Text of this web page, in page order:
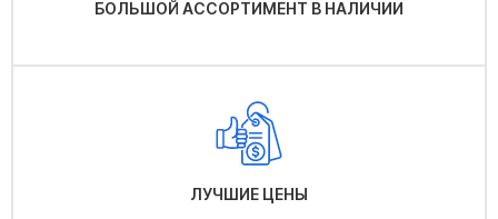
БОЛЬШОЙ АССОРТИМЕНТ В НАЛИЧИИ
ЛУЧШИЕ ЦЕНЫ